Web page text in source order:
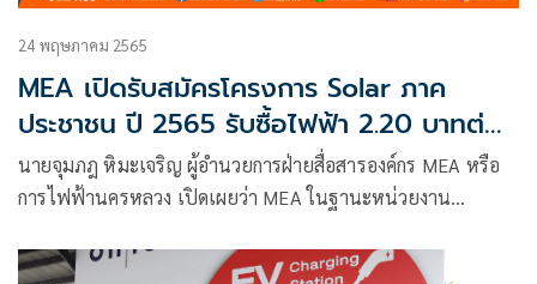
24 พฤษภาคม 2565
MEA เปิดรับสมัครโครงการ Solar ภาค
ประชาชน ปี 2565 รับซื้อไฟฟ้า 2.20 บาทต่อ
หน่วย ตามนโยบาย กพช.
นายจุมภฎ หิมะเจริญ ผู้อำนวยการฝ่ายสื่อสารองค์กร MEA หรือ
การไฟฟ้านครหลวง เปิดเผยว่า MEA ในฐานะหน่วยงาน